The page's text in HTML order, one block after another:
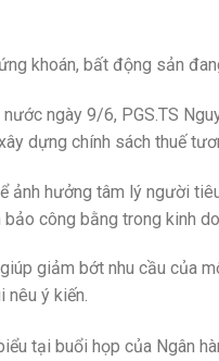
khoán, bất động sản
ngày 9/6, PGS.TS
dựng chính sách thuế
ảnh hưởng tâm lý người
công bằng trong kinh
giảm bớt nhu cầu của
nêu ý kiến.